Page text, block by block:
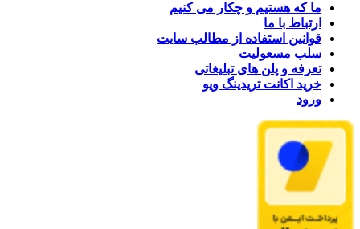
ما که هستیم و چکار می کنیم
ارتباط با ما
قوانین استفاده از مطالب سایت
سلب مسعولیت
تعرفه و پلن های تبلیغاتی
خرید اکانت تریدینگ ویو
ورود